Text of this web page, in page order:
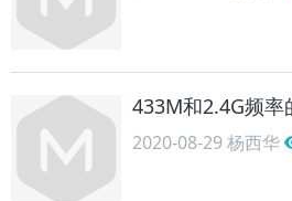
433M和2.4G频率
2020-08-29杨西华